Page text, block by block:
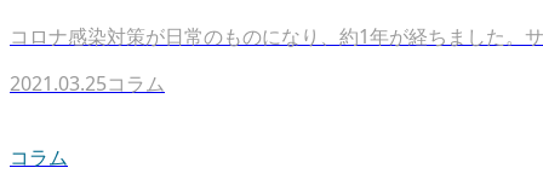
コロナ感染対策が日常のものになり、約1年が経ちました。
2021.03.25コラム
コラム